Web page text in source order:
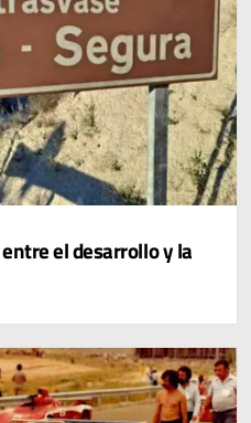
el desarrollo y la